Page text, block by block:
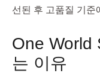
선된 후 고품질 기준
One World
는 이유